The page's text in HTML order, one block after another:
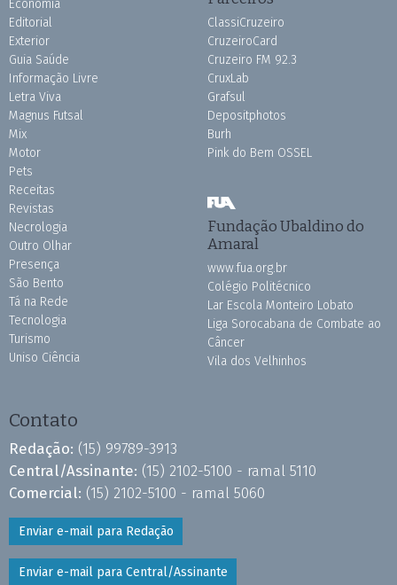
Economia
Editorial
Exterior
Guia Saúde
Informação Livre
Letra Viva
Magnus Futsal
Mix
Motor
Pets
Receitas
Revistas
Necrologia
Outro Olhar
Presença
São Bento
Tá na Rede
Tecnologia
Turismo
Uniso Ciência
ClassiCruzeiro
CruzeiroCard
Cruzeiro FM 92.3
CruxLab
Grafsul
Depositphotos
Burh
Pink do Bem OSSEL
Fundação Ubaldino do
Amaral
www.fua.org.br
Colégio Politécnico
Lar Escola Monteiro Lobato
Liga Sorocabana de Combate ao
Câncer
Vila dos Velhinhos
Contato
Redação: (15) 99789-3913
Central/Assinante: (15) 2102-5100 - ramal 5110
Comercial: (15) 2102-5100 - ramal 5060
Enviar e-mail para Redação
Enviar e-mail para Central/Assinante